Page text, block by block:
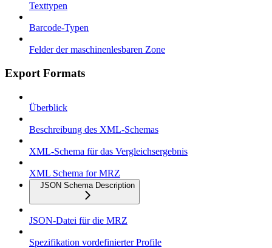
Texttypen
Barcode-Typen
Felder der maschinenlesbaren Zone
Export Formats
Überblick
Beschreibung des XML-Schemas
XML-Schema für das Vergleichsergebnis
XML Schema for MRZ
JSON Schema Description
JSON-Datei für die MRZ
Spezifikation vordefinierter Profile